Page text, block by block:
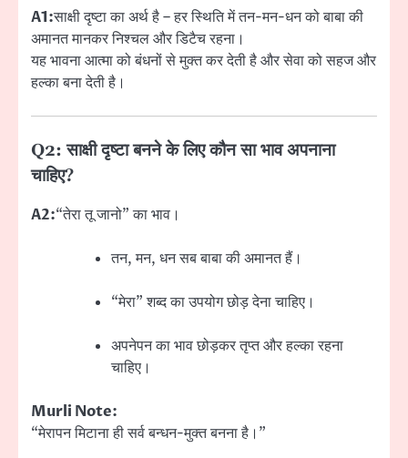
A1:साक्षी दृष्टा का अर्थ है – हर स्थिति में तन-मन-धन को बाबा की
अमानत मानकर निश्चल और डिटैच रहना।
यह भावना आत्मा को बंधनों से मुक्त कर देती है और सेवा को सहज और
हल्का बना देती है।
Q2: साक्षी दृष्टा बनने के लिए कौन सा भाव अपनाना
चाहिए?
A2:“तेरा तू जानो” का भाव।
तन, मन, धन सब बाबा की अमानत हैं।
“मेरा” शब्द का उपयोग छोड़ देना चाहिए।
अपनेपन का भाव छोड़कर तृप्त और हल्का रहना
चाहिए।
Murli Note:
“मेरापन मिटाना ही सर्व बन्धन-मुक्त बनना है।”